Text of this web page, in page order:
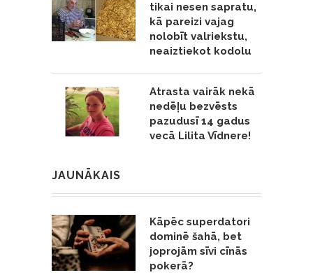
tikai nesen sapratu,
kā pareizi vajag
nolobīt valriekstu,
neaiztiekot kodolu
Atrasta vairāk nekā
nedēļu bezvēsts
pazudusī 14 gadus
vecā Lilita Vīdnere!
JAUNĀKAIS
Kāpēc superdatori
dominē šahā, bet
joprojām sīvi cīnās
pokerā?